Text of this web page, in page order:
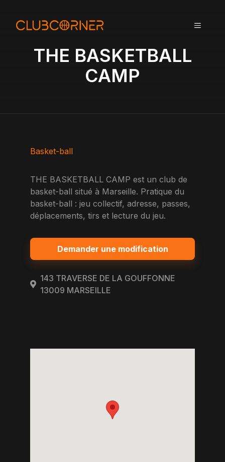
MENU
THE BASKETBALL
CAMP
Basket-ball
THE BASKETBALL CAMP est un club de
basket-ball situé à Marseille. Pratique du
basket-ball : jeu collectif, adresse, passes,
déplacements, tirs et lecture du jeu.
Demander une modification
143 TRAVERSE DE LA GOUFFONNE
13009 MARSEILLE